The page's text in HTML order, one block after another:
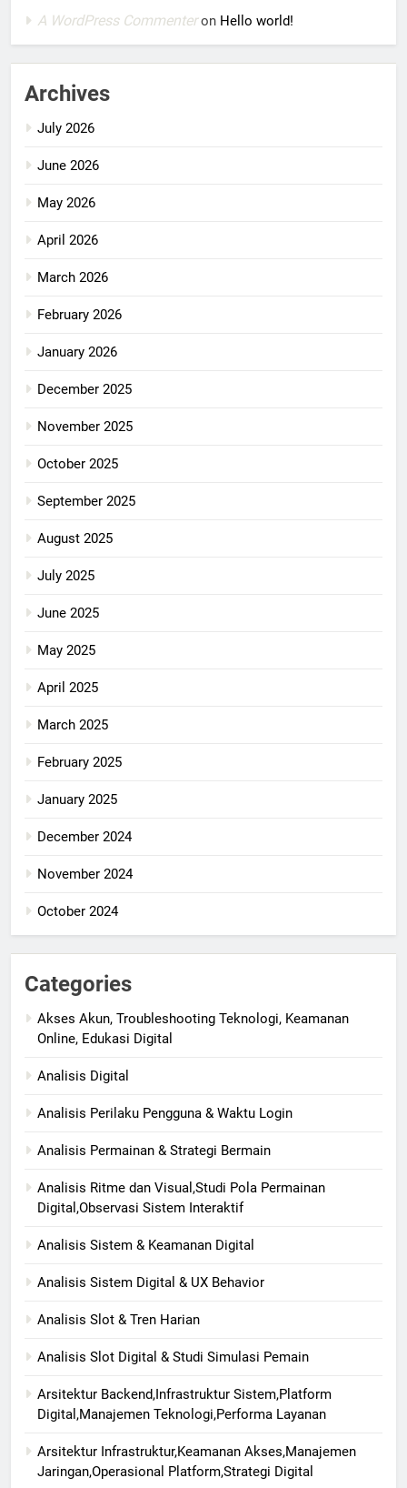
A WordPress Commenteron Hello world!
Archives
July 2026
June 2026
May 2026
April 2026
March 2026
February 2026
January 2026
December 2025
November 2025
October 2025
September 2025
August 2025
July 2025
June 2025
May 2025
April 2025
March 2025
February 2025
January 2025
December 2024
November 2024
October 2024
Categories
Akses Akun, Troubleshooting Teknologi, Keamanan
Online, Edukasi Digital
Analisis Digital
Analisis Perilaku Pengguna & Waktu Login
Analisis Permainan & Strategi Bermain
Analisis Ritme dan Visual,Studi Pola Permainan
Digital,Observasi Sistem Interaktif
Analisis Sistem & Keamanan Digital
Analisis Sistem Digital & UX Behavior
Analisis Slot & Tren Harian
Analisis Slot Digital & Studi Simulasi Pemain
Arsitektur Backend,Infrastruktur Sistem,Platform
Digital,Manajemen Teknologi,Performa Layanan
Arsitektur Infrastruktur,Keamanan Akses,Manajemen
Jaringan,Operasional Platform,Strategi Digital